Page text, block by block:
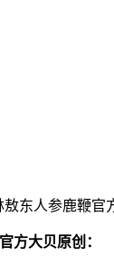
敖东人参鹿鞭官
方大贝原创：